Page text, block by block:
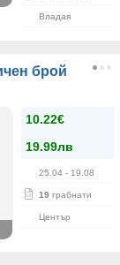
Владая
брой
10.22€
19.99лв
25.04 - 19.08
19 грабнати
Център